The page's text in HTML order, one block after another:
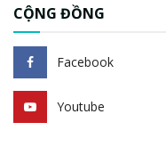
CỘNG ĐỒNG
Facebook
Youtube